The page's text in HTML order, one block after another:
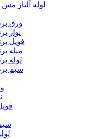
لوله آلیاژ
ورق
نوار
فویل
میله
لوله
سیم